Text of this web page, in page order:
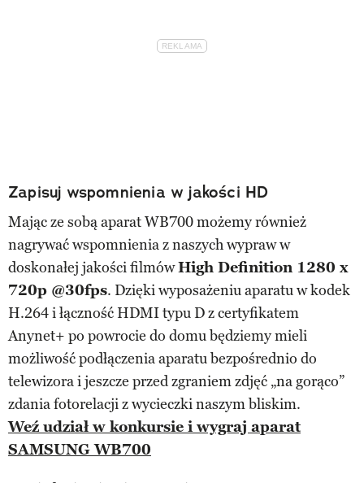
Zapisuj wspomnienia w jakości HD
Mając ze sobą aparat WB700 możemy również
nagrywać wspomnienia z naszych wypraw w
doskonałej jakości filmówHigh Definition 1280 x
720p @30fps. Dzięki wyposażeniu aparatu w kodek
H.264 i łączność HDMI typu D z certyfikatem
Anynet+ po powrocie do domu będziemy mieli
możliwość podłączenia aparatu bezpośrednio do
telewizora i jeszcze przed zgraniem zdjęć „na gorąco”
zdania fotorelacji z wycieczki naszym bliskim.
Weź udział w konkursie i wygraj aparat
SAMSUNG WB700